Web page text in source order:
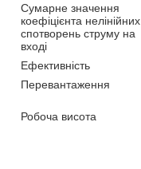
Сумарне значення
коефіцієнта нелінійних
спотворень струму на
вході
Ефективність
Перевантаження
Робоча висота